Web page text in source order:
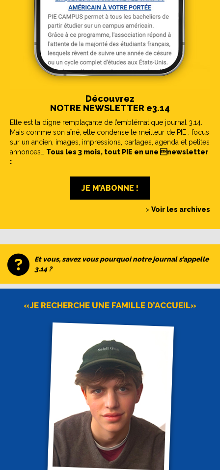
Découvrez
NOTRE NEWSLETTER e3.14
Elle est la digne remplaçante de l’emblématique journal 3.14.
Mais comme son aîné, elle condense le meilleur de PIE : focus
sur un ancien, images, impressions, partages, agenda et petites
annonces… Tous les 3 mois, tout PIE en une newsletter
:
JE M’ABONNE !
> Voir les archives
Et vous, savez vous pourquoi notre journal s’appelle
3.14 ?
«JE RECHERCHE UNE FAMILLE D’ACCUEIL»